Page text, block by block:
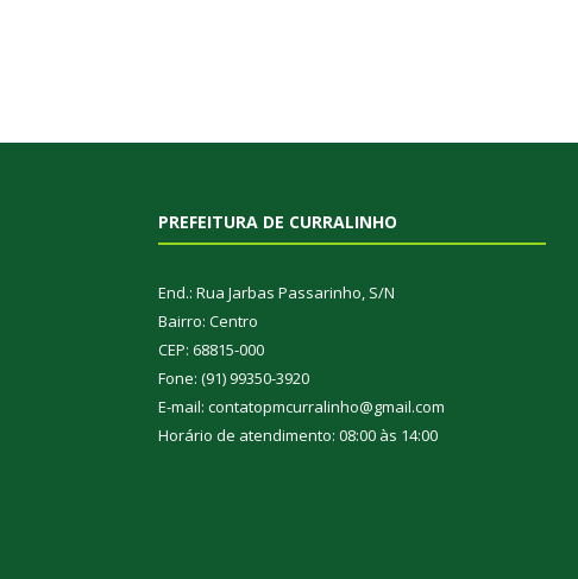
PREFEITURA DE CURRALINHO
End.: Rua Jarbas Passarinho, S/N
Bairro: Centro
CEP: 68815-000
Fone: (91) 99350-3920
E-mail: contatopmcurralinho@gmail.com
Horário de atendimento: 08:00 às 14:00